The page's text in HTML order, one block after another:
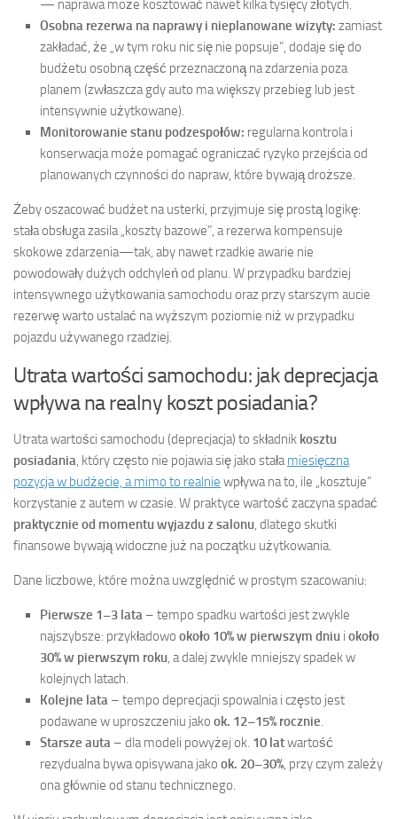
— naprawa może kosztować nawet kilka tysięcy złotych.
Osobna rezerwa na naprawy i nieplanowane wizyty: zamiast
zakładać, że „w tym roku nic się nie popsuje”, dodaje się do
budżetu osobną część przeznaczoną na zdarzenia poza
planem (zwłaszcza gdy auto ma większy przebieg lub jest
intensywnie użytkowane).
Monitorowanie stanu podzespołów: regularna kontrola i
konserwacja może pomagać ograniczać ryzyko przejścia od
planowanych czynności do napraw, które bywają droższe.
Żeby oszacować budżet na usterki, przyjmuje się prostą logikę:
stała obsługa zasila „koszty bazowe”, a rezerwa kompensuje
skokowe zdarzenia—tak, aby nawet rzadkie awarie nie
powodowały dużych odchyleń od planu. W przypadku bardziej
intensywnego użytkowania samochodu oraz przy starszym aucie
rezerwę warto ustalać na wyższym poziomie niż w przypadku
pojazdu używanego rzadziej.
Utrata wartości samochodu: jak deprecjacja
wpływa na realny koszt posiadania?
Utrata wartości samochodu (deprecjacja) to składnik kosztu
posiadania, który często nie pojawia się jako stałamiesięczna
pozycja w budżecie, a mimo to realnie wpływa na to, ile „kosztuje”
korzystanie z autem w czasie. W praktyce wartość zaczyna spadać
praktycznie od momentu wyjazdu z salonu, dlatego skutki
finansowe bywają widoczne już na początku użytkowania.
Dane liczbowe, które można uwzględnić w prostym szacowaniu:
Pierwsze 1–3 lata – tempo spadku wartości jest zwykle
najszybsze: przykładowo około 10% w pierwszym dniu i około
30% w pierwszym roku, a dalej zwykle mniejszy spadek w
kolejnych latach.
Kolejne lata – tempo deprecjacji spowalnia i często jest
podawane w uproszczeniu jako ok. 12–15% rocznie.
Starsze auta – dla modeli powyżej ok. 10 latwartość
rezydualna bywa opisywana jako ok. 20–30%, przy czym zależy
ona głównie od stanu technicznego.